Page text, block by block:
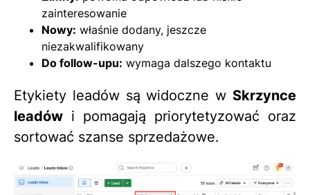
zainteresowanie
Nowy: właśnie dodany, jeszcze
niezakwalifikowany
Do follow-upu: wymaga dalszego kontaktu
Etykiety leadów są widoczne w Skrzynce
leadów i pomagają priorytetyzować oraz
sortować szanse sprzedażowe.